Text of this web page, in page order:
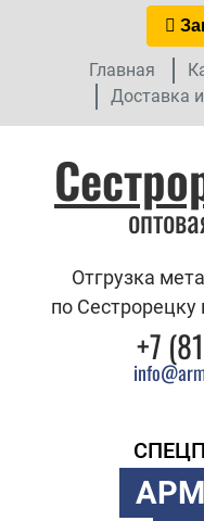
Главная
Доставка
Отгрузка
по Сестрорецку
+7